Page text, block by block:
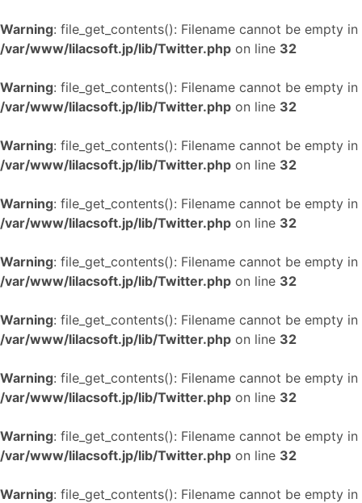
Warning: file_get_contents(): Filename cannot be empty in
/var/www/lilacsoft.jp/lib/Twitter.php on line 32
Warning: file_get_contents(): Filename cannot be empty in
/var/www/lilacsoft.jp/lib/Twitter.php on line 32
Warning: file_get_contents(): Filename cannot be empty in
/var/www/lilacsoft.jp/lib/Twitter.php on line 32
Warning: file_get_contents(): Filename cannot be empty in
/var/www/lilacsoft.jp/lib/Twitter.php on line 32
Warning: file_get_contents(): Filename cannot be empty in
/var/www/lilacsoft.jp/lib/Twitter.php on line 32
Warning: file_get_contents(): Filename cannot be empty in
/var/www/lilacsoft.jp/lib/Twitter.php on line 32
Warning: file_get_contents(): Filename cannot be empty in
/var/www/lilacsoft.jp/lib/Twitter.php on line 32
Warning: file_get_contents(): Filename cannot be empty in
/var/www/lilacsoft.jp/lib/Twitter.php on line 32
Warning: file_get_contents(): Filename cannot be empty in